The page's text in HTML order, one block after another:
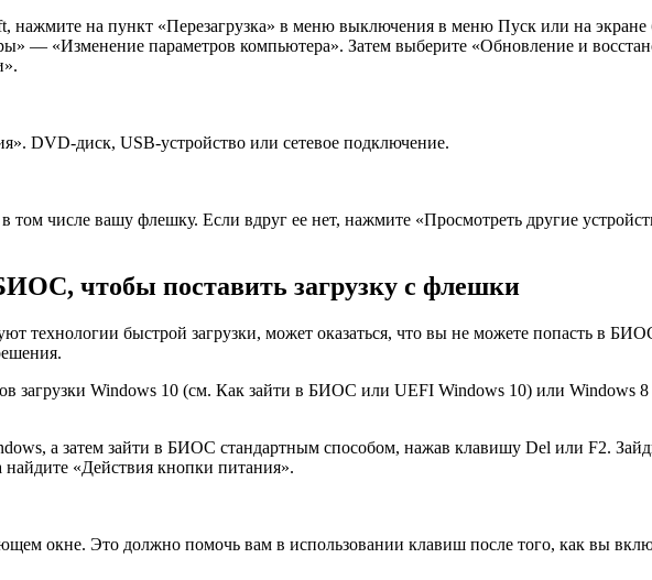
нажмите на пункт «Перезагрузка» в меню выключения в меню Пуск или на
— «Изменение параметров компьютера». Затем выберите «Обновление и
DVD-диск, USB-устройство или сетевое подключение.
числе вашу флешку. Если вдруг ее нет, нажмите «Просмотреть другие
чтобы поставить загрузку с флешки
технологии быстрой загрузки, может оказаться, что вы не можете попасть в
Windows 10 (см. Как зайти в БИОС или UEFI Windows 10) или Windows 8
а затем зайти в БИОС стандартным способом, нажав клавишу Del или F2.
«Действия кнопки питания».
окне. Это должно помочь вам в использовании клавиш после того, как вы